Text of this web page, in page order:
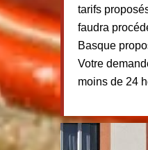
tarifs
faudra
Basque
Votre
moins de 24